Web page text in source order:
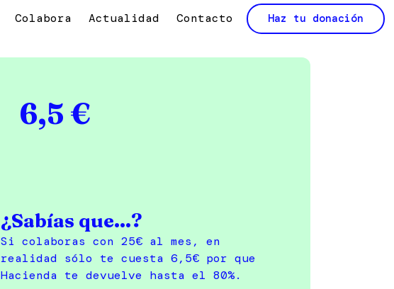
Colabora Actualidad Contacto Haz tu donación
6,5 €
¿Sabías que...?
Si colaboras con 25€ al mes, en
realidad sólo te cuesta 6,5€ por que
Hacienda te devuelve hasta el 80%.